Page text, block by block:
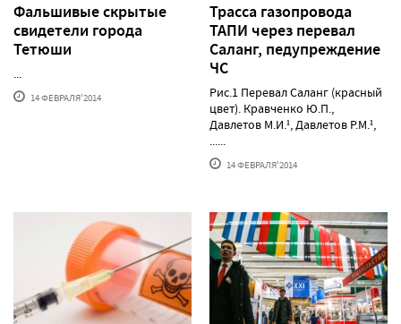
Фальшивые скрытые
свидетели города
Тетюши
...
14 ФЕВРАЛЯ'2014
Трасса газопровода
ТАПИ через перевал
Саланг, педупреждение
ЧС
Рис.1 Перевал Саланг (красный
цвет). Кравченко Ю.П.,
Давлетов М.И.¹, Давлетов Р.М.¹,
......
14 ФЕВРАЛЯ'2014